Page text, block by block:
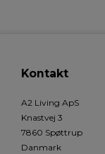
Kontakt
A2 Living ApS
Knastvej 3
7860 Spøttrup
Danmark